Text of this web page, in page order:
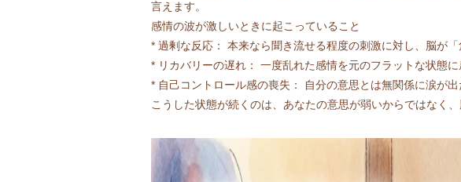
言えます。
感情の波が激しいときに起こっていること
* 過剰な反応： 本来なら聞き流せる程度の刺激に対し、脳が「
* リカバリーの遅れ： 一度乱れた感情を元のフラットな状態に
* 自己コントロール感の喪失： 自分の意思とは無関係に涙が出
こうした状態が続くのは、あなたの意思が弱いからではなく